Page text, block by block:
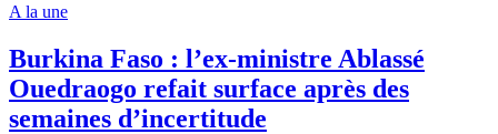
A la une
Burkina Faso : l’ex-ministre Ablassé
Ouedraogo refait surface après des
semaines d’incertitude